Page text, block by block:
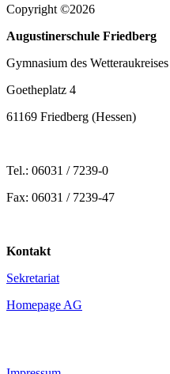
Copyright ©2026
Augustinerschule Friedberg
Gymnasium des Wetteraukreises
Goetheplatz 4
61169 Friedberg (Hessen)
Tel.: 06031 / 7239-0
Fax: 06031 / 7239-47
Kontakt
Sekretariat
Homepage AG